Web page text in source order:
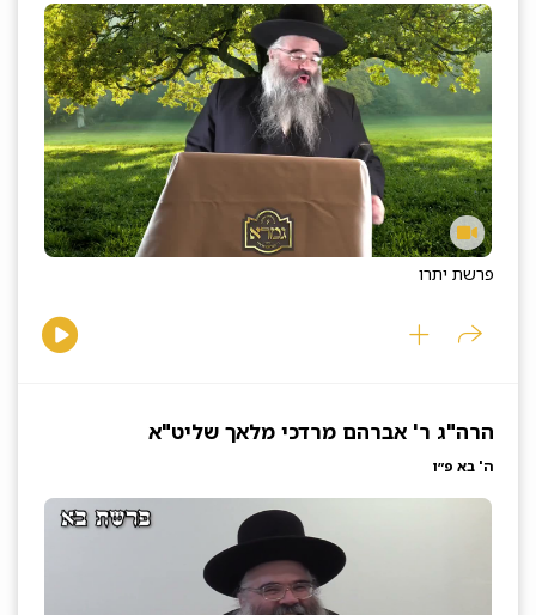
פרשת יתרו
הרה"ג ר' אברהם מרדכי מלאך שליט"א
ה' בא פ״ו